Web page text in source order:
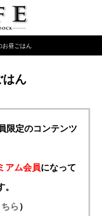
お昼ごはん
はん
限定のコンテンツ
アム会員になって
ら）